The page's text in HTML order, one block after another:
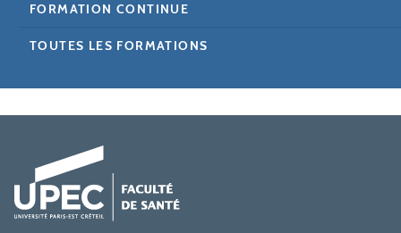
FORMATION CONTINUE
TOUTES LES FORMATIONS